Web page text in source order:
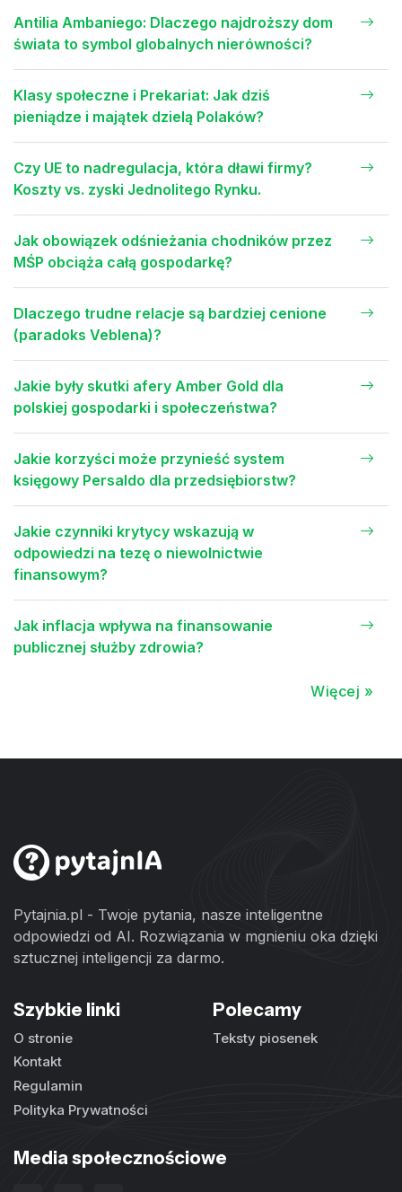
Antilia Ambaniego: Dlaczego najdroższy dom
świata to symbol globalnych nierówności?
Klasy społeczne i Prekariat: Jak dziś
pieniądze i majątek dzielą Polaków?
Czy UE to nadregulacja, która dławi firmy?
Koszty vs. zyski Jednolitego Rynku.
Jak obowiązek odśnieżania chodników przez
MŚP obciąża całą gospodarkę?
Dlaczego trudne relacje są bardziej cenione
(paradoks Veblena)?
Jakie były skutki afery Amber Gold dla
polskiej gospodarki i społeczeństwa?
Jakie korzyści może przynieść system
księgowy Persaldo dla przedsiębiorstw?
Jakie czynniki krytycy wskazują w
odpowiedzi na tezę o niewolnictwie
finansowym?
Jak inflacja wpływa na finansowanie
publicznej służby zdrowia?
Więcej »
Pytajnia.pl - Twoje pytania, nasze inteligentne
odpowiedzi od AI. Rozwiązania w mgnieniu oka dzięki
sztucznej inteligencji za darmo.
Szybkie linki
O stronie
Kontakt
Regulamin
Polityka Prywatności
Polecamy
Teksty piosenek
Media społecznościowe